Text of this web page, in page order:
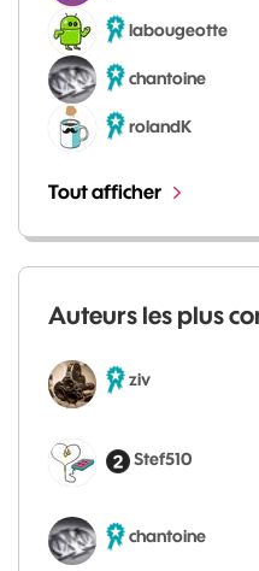
labougeotte
chantoine
rolandK
Tout afficher
Auteurs les plus
ziv
Stef510
chantoine